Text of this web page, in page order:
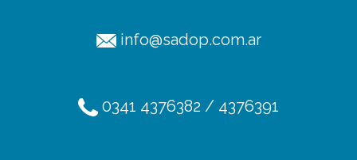
info@sadop.com.ar
0341 4376382 / 4376391